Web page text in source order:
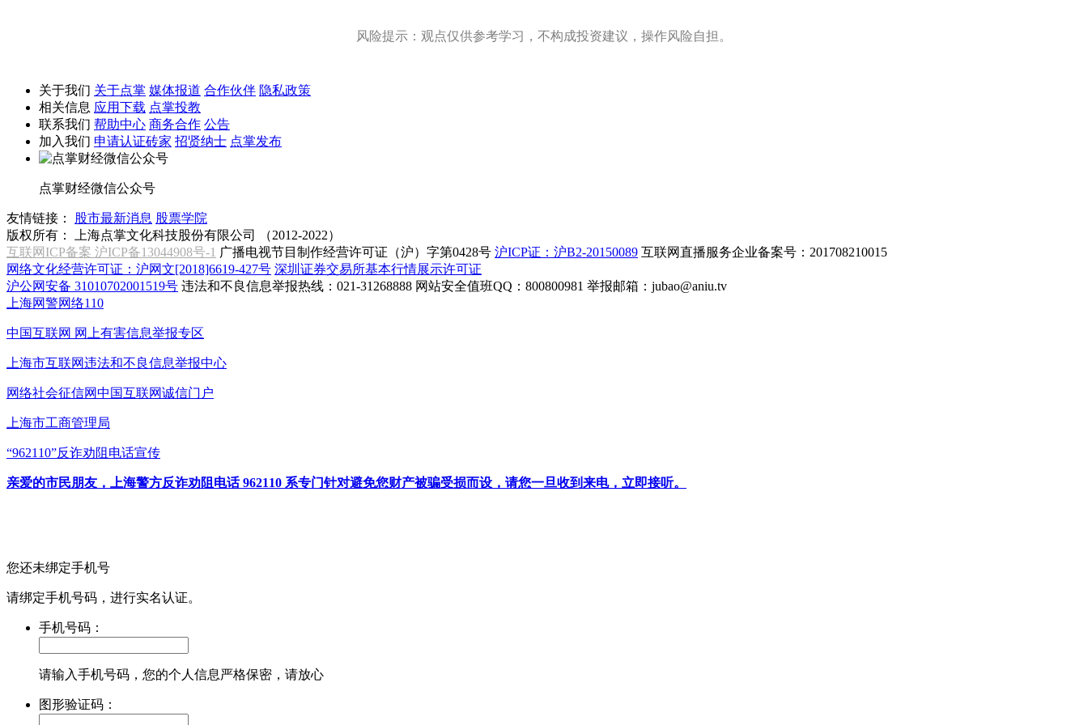
风险提示：观点仅供参考学习，不构成投资建议，操作风险自担。
关于我们 关于点掌 媒体报道 合作伙伴 隐私政策
相关信息 应用下载 点掌投教
联系我们 帮助中心 商务合作 公告
加入我们 申请认证砖家 招贤纳士 点掌发布
点掌财经微信公众号
友情链接： 股市最新消息 股票学院
版权所有：
上海点掌文化科技股份有限公司 （2012-2022）
互联网ICP备案 沪ICP备13044908号-1 广播电视节目制作经营许可证（沪）字第0428号 沪ICP证：沪B2-20150089 互联网直播服务企业备案号：201708210015
网络文化经营许可证：沪网文[2018]6619-427号 深圳证券交易所基本行情展示许可证
沪公网安备 31010702001519号 违法和不良信息举报热线：021-31268888 网站安全值班QQ：800800981 举报邮箱： jubao@aniu.tv
上海网警网络110
中国互联网 网上有害信息举报专区
上海市互联网违法和不良信息举报中心
网络社会征信网中国互联网诚信门户
上海市工商管理局
“962110”反诈劝阻电话宣传
亲爱的市民朋友，上海警方反诈劝阻电话 962110 系专门针对避免您财产被骗受损而设，请您一旦收到来电，立即接听。
您还未绑定手机号
请绑定手机号码，进行实名认证。
手机号码：
请输入手机号码，您的个人信息严格保密，请放心
图形验证码：